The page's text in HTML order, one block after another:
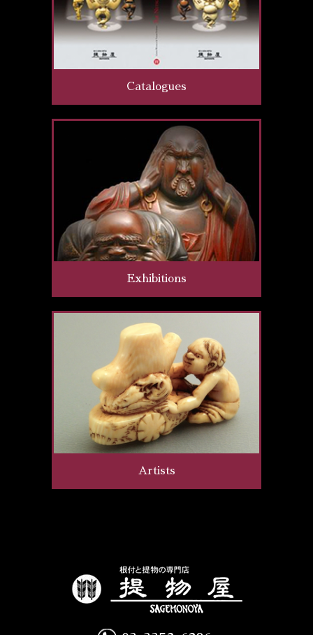
Catalogues
Exhibitions
Artists